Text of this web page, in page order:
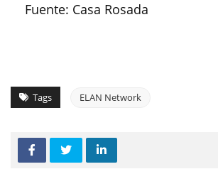
Fuente: Casa Rosada
Tags ELAN Network